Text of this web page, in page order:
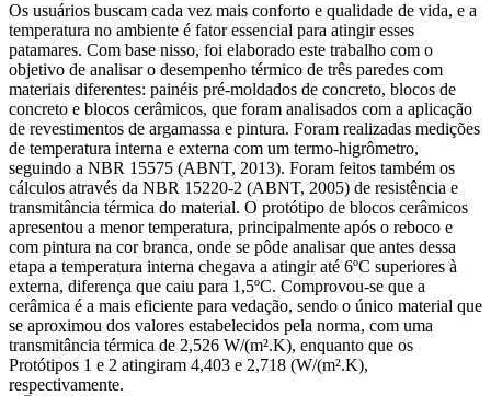
Os usuários buscam cada vez mais conforto e qualidade de vida, e a
temperatura no ambiente é fator essencial para atingir esses
patamares. Com base nisso, foi elaborado este trabalho com o
objetivo de analisar o desempenho térmico de três paredes com
materiais diferentes: painéis pré-moldados de concreto, blocos de
concreto e blocos cerâmicos, que foram analisados com a aplicação
de revestimentos de argamassa e pintura. Foram realizadas medições
de temperatura interna e externa com um termo-higrômetro,
seguindo a NBR 15575 (ABNT, 2013). Foram feitos também os
cálculos através da NBR 15220-2 (ABNT, 2005) de resistência e
transmitância térmica do material. O protótipo de blocos cerâmicos
apresentou a menor temperatura, principalmente após o reboco e
com pintura na cor branca, onde se pôde analisar que antes dessa
etapa a temperatura interna chegava a atingir até 6ºC superiores à
externa, diferença que caiu para 1,5ºC. Comprovou-se que a
cerâmica é a mais eficiente para vedação, sendo o único material que
se aproximou dos valores estabelecidos pela norma, com uma
transmitância térmica de 2,526 W/(m².K), enquanto que os
Protótipos 1 e 2 atingiram 4,403 e 2,718 (W/(m².K),
respectivamente.